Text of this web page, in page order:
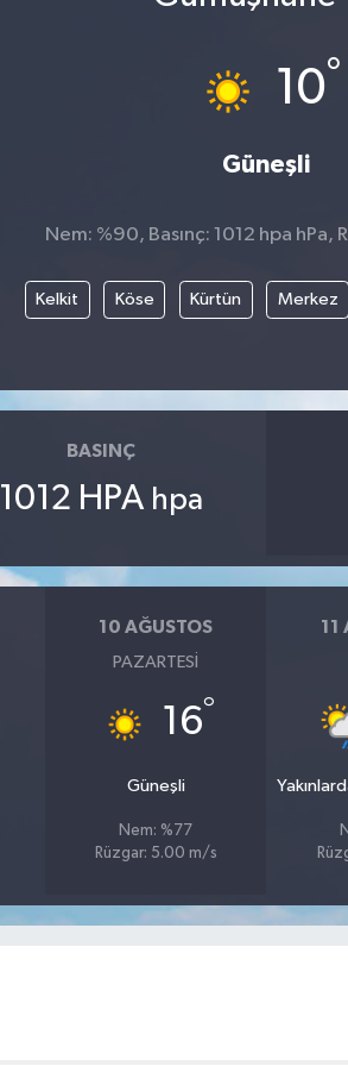
10°
Güneşli
Nem: %90, Basınç: 1012 hpa hPa,
Kelkit Köse Kürtün Merkez
BASINÇ
1012 HPA hpa
10 AĞUSTOS
PAZARTESI
16°
Güneşli
Nem: %77
Rüzgar: 5.00 m/s
11